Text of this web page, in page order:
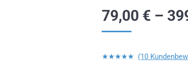
79,00 € –
★★★★★ (10